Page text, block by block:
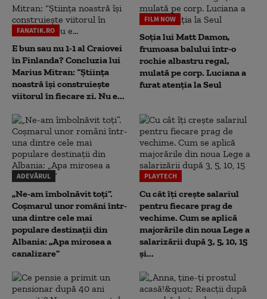
FANATIK.RO
E bun sau nu 1-1 al Craiovei
în Finlanda? Concluzia lui
Marius Mitran: “Știința
noastră își construiește
viitorul în fiecare zi. Nu e...
FILM NOW
Soția lui Matt Damon,
frumoasa balului într-o
rochie albastru regal,
mulată pe corp. Luciana a
furat atenția la Seul
ADEVĂRUL
„Ne-am îmbolnăvit toți”.
Coșmarul unor români într-
una dintre cele mai
populare destinații din
Albania: „Apa mirosea a
canalizare”
PLAYTECH
Cu cât îți crește salariul
pentru fiecare prag de
vechime. Cum se aplică
majorările din noua Lege a
salarizării după 3, 5, 10, 15
și...